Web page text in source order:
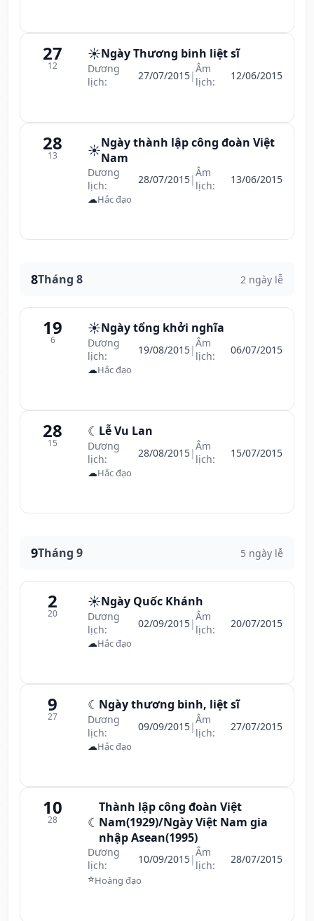
27
12
☀️Ngày Thương binh liệt sĩ
Dương
lịch:
27/07/2015|Âm
lịch:
12/06/2015
28
13 ☀️Ngày thành lập công đoàn Việt
Nam
Dương
lịch:
28/07/2015|Âm
lịch:
13/06/2015
☁Hắc đạo
8Tháng 8 2 ngày lễ
19
6
☀️Ngày tổng khởi nghĩa
Dương
lịch:
19/08/2015|Âm
lịch:
06/07/2015
☁Hắc đạo
28
15
☾ Lễ Vu Lan
Dương
lịch:
28/08/2015|Âm
lịch:
15/07/2015
☁Hắc đạo
9Tháng 9 5 ngày lễ
2
20
☀️Ngày Quốc Khánh
Dương
lịch:
02/09/2015|Âm
lịch:
20/07/2015
☁Hắc đạo
9
27
☾ Ngày thương binh, liệt sĩ
Dương
lịch:
09/09/2015|Âm
lịch:
27/07/2015
☁Hắc đạo
10
28 ☾
Thành lập công đoàn Việt
Nam(1929)/Ngày Việt Nam gia
nhập Asean(1995)
Dương
lịch:
10/09/2015|Âm
lịch:
28/07/2015
⭐Hoàng đạo